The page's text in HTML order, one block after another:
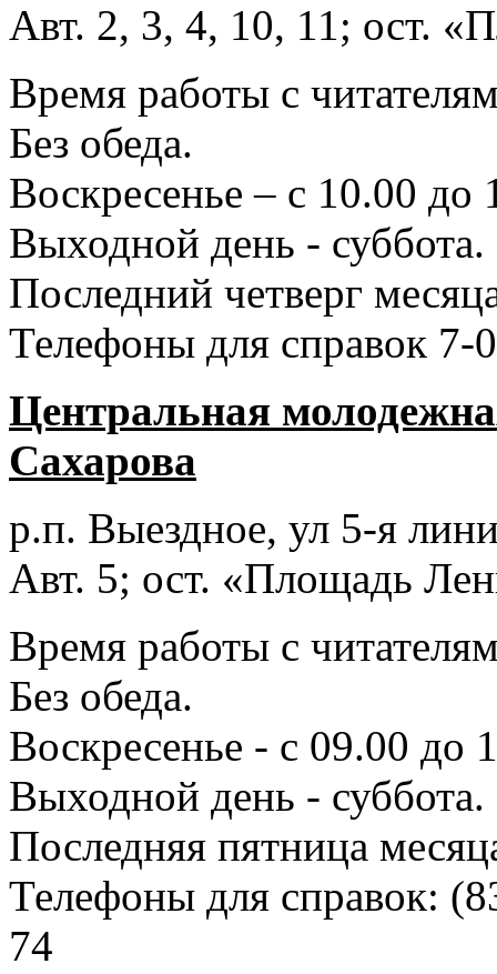
Авт. 2, 3, 4, 10, 11; ост.
Время работы с
Без обеда.
Воскресенье – с 10.00 до
Выходной день - суббота.
Последний четверг
Телефоны для справок 7-
Центральная
Сахарова
р.п. Выездное, ул 5-я
Авт. 5; ост. «Площадь
Время работы с
Без обеда.
Воскресенье - с 09.00 до
Выходной день - суббота.
Последняя пятница
Телефоны для справок:
74